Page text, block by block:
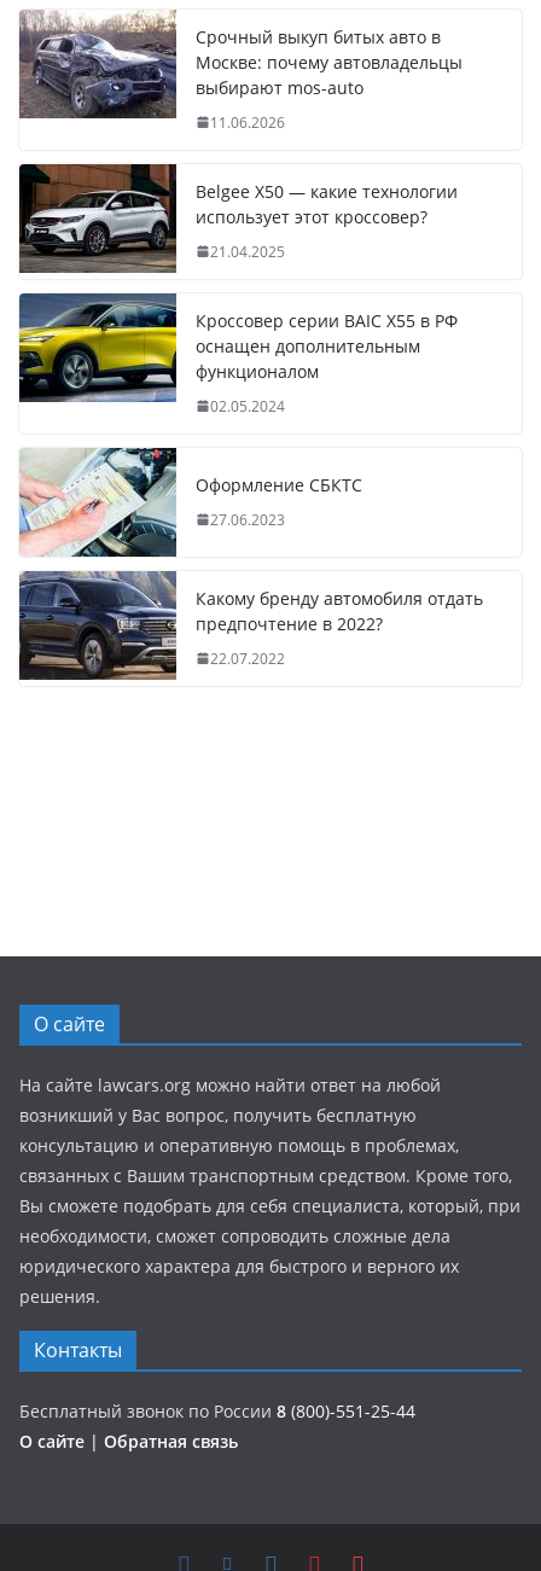
Срочный выкуп битых авто в
Москве: почему автовладельцы
выбирают mos-auto
11.06.2026
Belgee X50 — какие технологии
использует этот кроссовер?
21.04.2025
Кроссовер серии BAIC X55 в РФ
оснащен дополнительным
функционалом
02.05.2024
Оформление СБКТС
27.06.2023
Какому бренду автомобиля отдать
предпочтение в 2022?
22.07.2022
О сайте
На сайте lawcars.org можно найти ответ на любой
возникший у Вас вопрос, получить бесплатную
консультацию и оперативную помощь в проблемах,
связанных с Вашим транспортным средством. Кроме того,
Вы сможете подобрать для себя специалиста, который, при
необходимости, сможет сопроводить сложные дела
юридического характера для быстрого и верного их
решения.
Контакты
Бесплатный звонок по России 8 (800)-551-25-44
О сайте | Обратная связь